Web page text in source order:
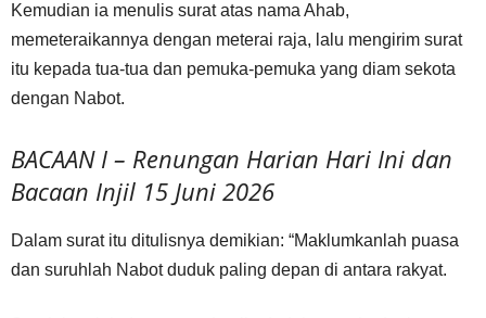
Kemudian ia menulis surat atas nama Ahab,
memeteraikannya dengan meterai raja, lalu mengirim surat
itu kepada tua-tua dan pemuka-pemuka yang diam sekota
dengan Nabot.
BACAAN I – Renungan Harian Hari Ini dan
Bacaan Injil 15 Juni 2026
Dalam surat itu ditulisnya demikian: “Maklumkanlah puasa
dan suruhlah Nabot duduk paling depan di antara rakyat.